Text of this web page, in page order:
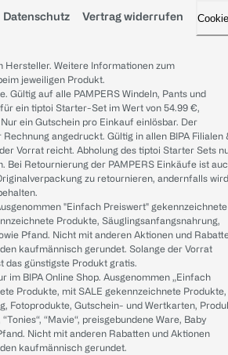
Datenschutz Vertrag widerrufen
Hersteller. Weitere Informationen zum
jeweiligen Produkt.
Gültig auf alle PAMPERS Windeln, Pants und
ein tiptoi Starter-Set im Wert von 54.99 €,
ein Gutschein pro Einkauf einlösbar. Der
angedruckt. Gültig in allen BIPA Filialen
Vorrat reicht. Abholung des tiptoi Starter Sets
Bei Retournierung der PAMPERS Einkäufe ist
zu retournieren, andernfalls wird
"Einfach Preiswert" gekennzeichnete
Produkte, Säuglingsanfangsnahrung,
Pfand. Nicht mit anderen Aktionen und
kaufmännisch gerundet. Solange der Vorrat
das günstigste Produkt gratis.
im BIPA Online Shop. Ausgenommen „Einfach
Produkte, mit SALE gekennzeichnete Produkte,
Fotoprodukte, Gutschein- und Wertkarten,
“Mavie“, preisgebundene Ware, Baby
Nicht mit anderen Rabatten und Aktionen
kaufmännisch gerundet.